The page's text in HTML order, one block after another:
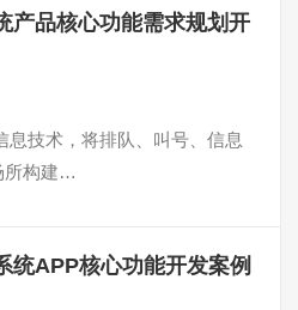
产品核心功能需求规划开
息技术，将排队、叫号、信息
所构建…
统APP核心功能开发案例